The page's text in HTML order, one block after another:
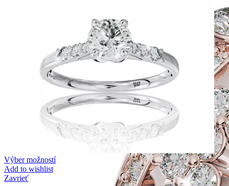
Výber možností
Add to wishlist
Zavrieť